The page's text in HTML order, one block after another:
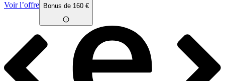
Voir l’offre Bonus de 160 €